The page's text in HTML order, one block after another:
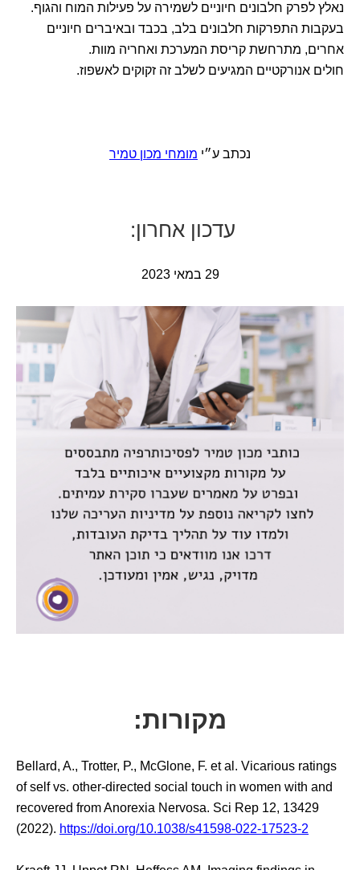
נאלץ לפרק חלבונים חיוניים לשמירה על פעילות המוח והגוף.
בעקבות התפרקות חלבונים בלב, בכבד ובאיברים חיוניים
אחרים, מתרחשת קריסת המערכת ואחריה מוות.
חולים אנורקטיים המגיעים לשלב זה זקוקים לאשפוז.
נכתב ע״י מומחי מכון טמיר
עדכון אחרון:
29 במאי 2023
מקורות:
Bellard, A., Trotter, P., McGlone, F. et al. Vicarious ratings
of self vs. other-directed social touch in women with and
recovered from Anorexia Nervosa. Sci Rep 12, 13429
(2022). https://doi.org/10.1038/s41598-022-17523-2